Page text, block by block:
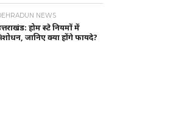
NEWS
होम स्टे नियमों में
जानिए क्या होंगे फायदे?